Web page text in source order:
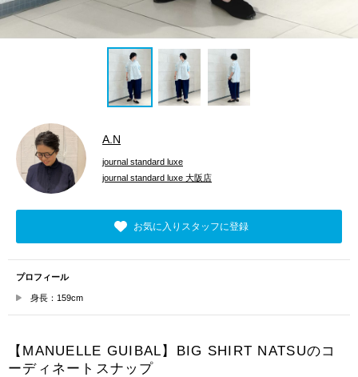
A.N
journal standard luxe
journal standard luxe 大阪店
お気に入りスタッフに登録
プロフィール
身長：159cm
【MANUELLE GUIBAL】BIG SHIRT NATSUのコ
ーディネートスナップ